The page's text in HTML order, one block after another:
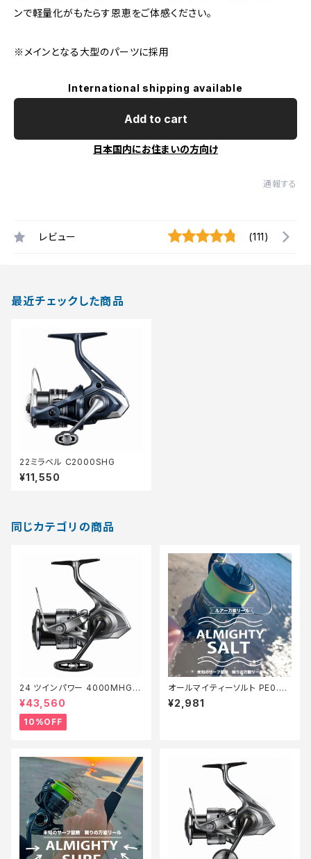
ンで軽量化がもたらす恩恵をご体感ください。
※メインとなる大型のパーツに採用
International shipping available
Add to cart
日本国内にお住まいの方向け
通報する
レビュー (111)
最近チェックした商品
22ミラベル C2000SHG
¥11,550
同じカテゴリの商品
24 ツインパワー 4000MHG
【継続セール_リール】【10】
¥43,560
10%OFF
オールマイティーソルト PE0.8
号150m Tオリ
¥2,981